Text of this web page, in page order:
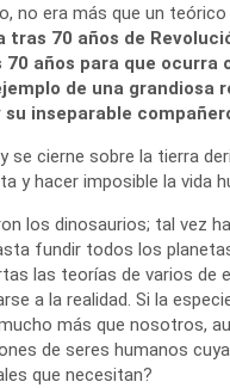
no era más que un
70 años de
años para que
de una grandiosa
inseparable
se cierne sobre la tierra
y hacer imposible la vida
los dinosaurios; tal vez
fundir todos los
las teorías de varios de
a la realidad. Si la
más que nosotros,
de seres humanos
que necesitan?